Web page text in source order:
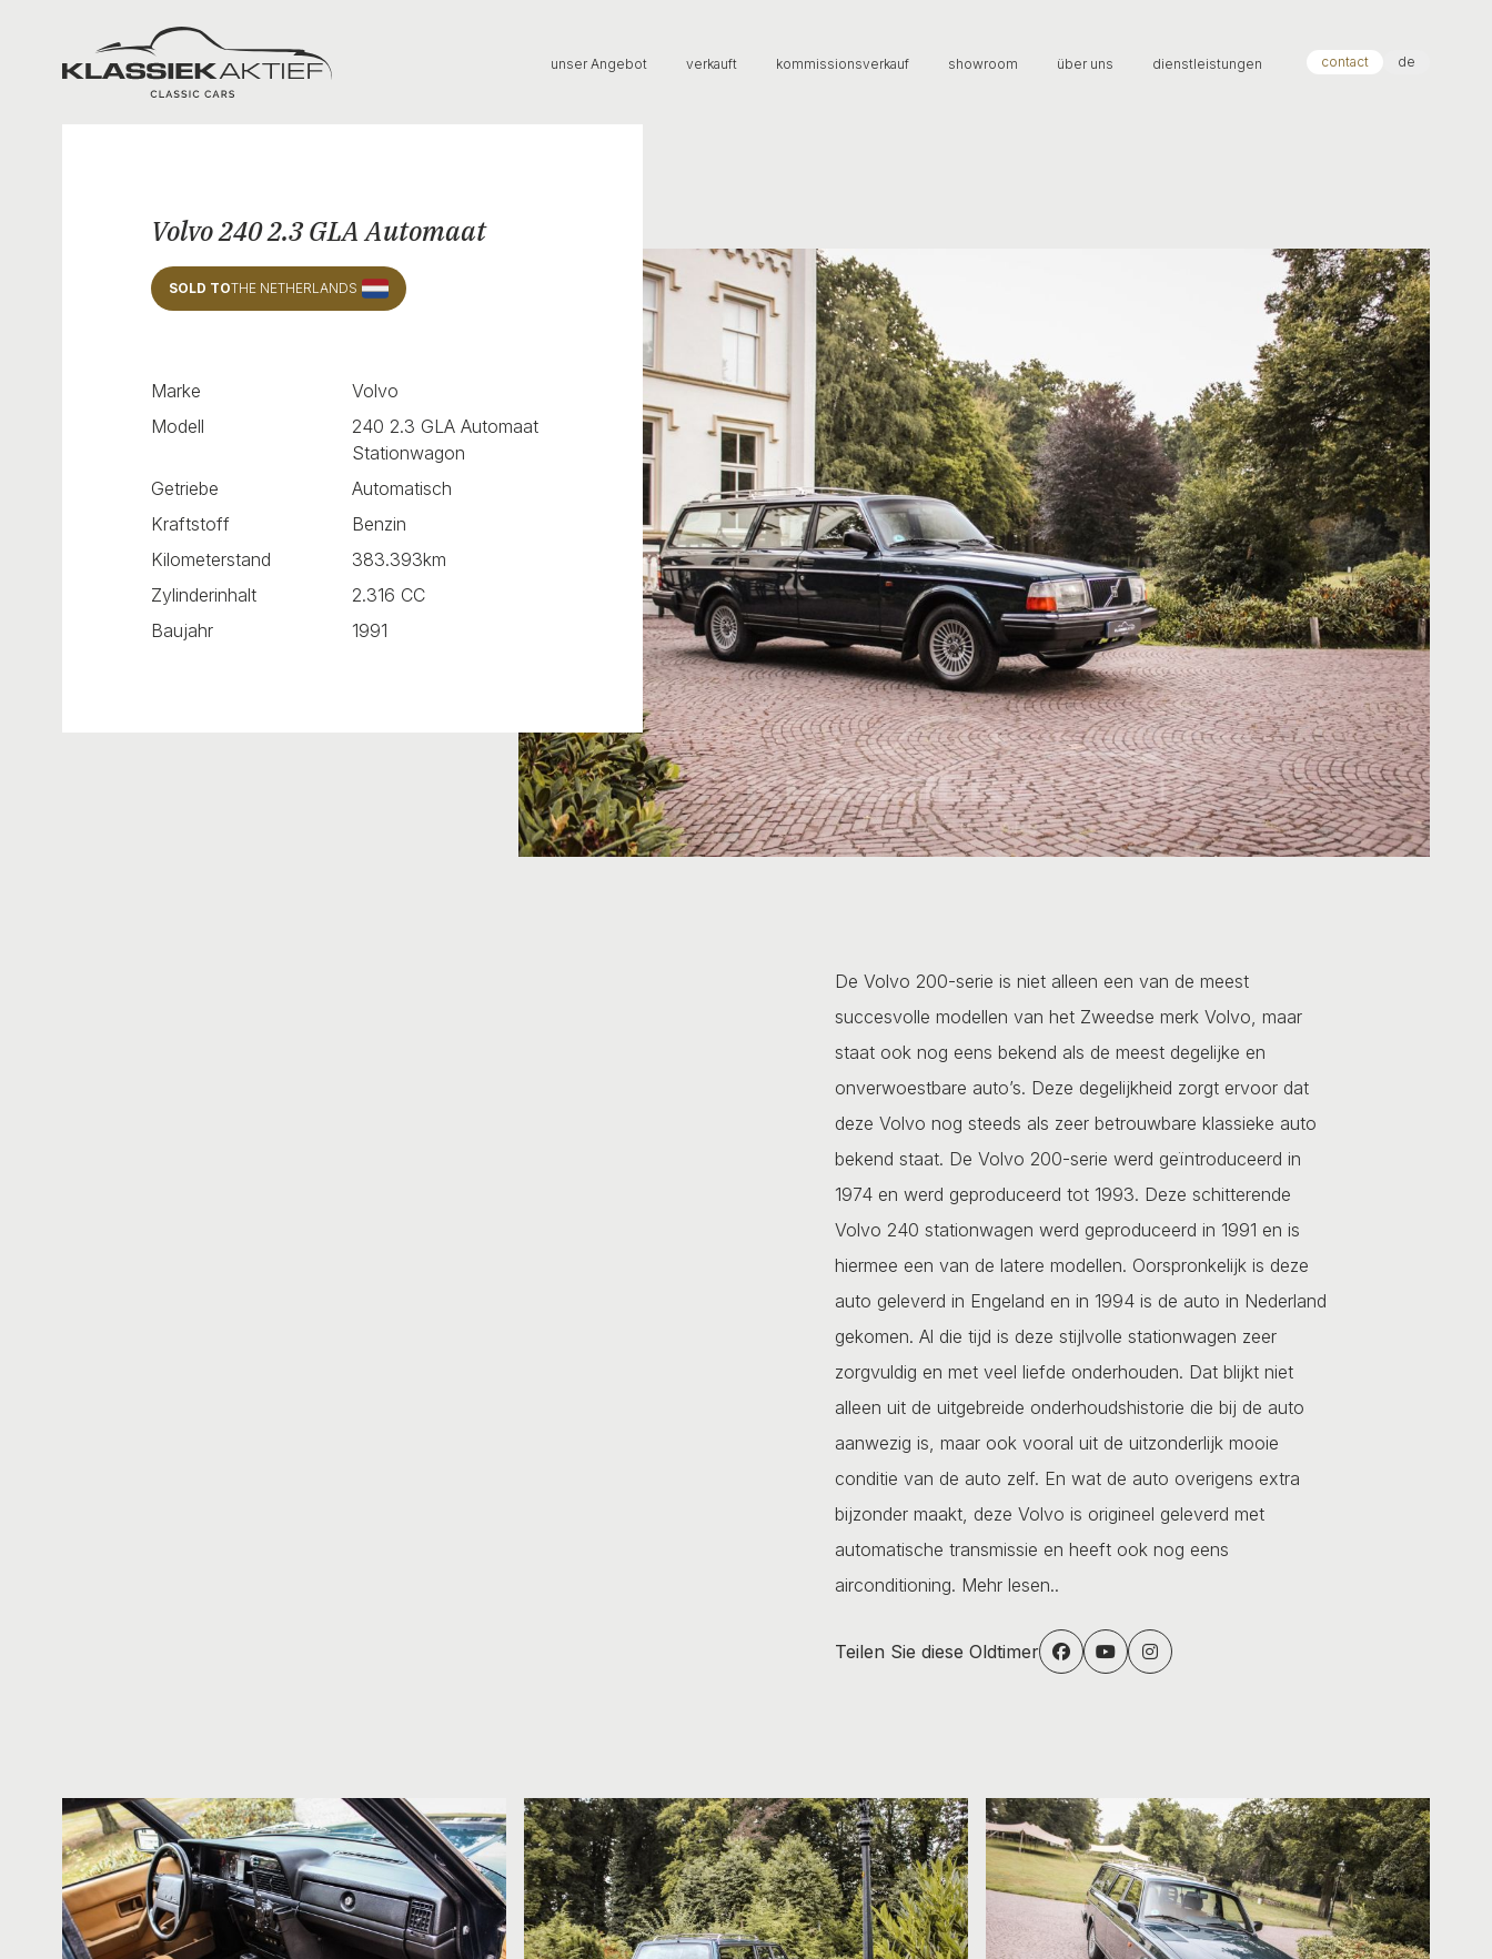
Klassiek Aktief
unser Angebot verkauft kommissionsverkauf showroom über uns dienstleistungen contact de
Volvo 240 2.3 GLA Automaat
SOLD TOTHE NETHERLANDS
Marke
Volvo
Modell
240 2.3 GLA Automaat
Stationwagon
Getriebe
Automatisch
Kraftstoff
Benzin
Kilometerstand
383.393km
Zylinderinhalt
2.316 CC
Baujahr
1991
De Volvo 200-serie is niet alleen een van de meest
succesvolle modellen van het Zweedse merk Volvo, maar
staat ook nog eens bekend als de meest degelijke en
onverwoestbare auto’s. Deze degelijkheid zorgt ervoor dat
deze Volvo nog steeds als zeer betrouwbare klassieke auto
bekend staat. De Volvo 200-serie werd geïntroduceerd in
1974 en werd geproduceerd tot 1993. Deze schitterende
Volvo 240 stationwagen werd geproduceerd in 1991 en is
hiermee een van de latere modellen. Oorspronkelijk is deze
auto geleverd in Engeland en in 1994 is de auto in Nederland
gekomen. Al die tijd is deze stijlvolle stationwagen zeer
zorgvuldig en met veel liefde onderhouden. Dat blijkt niet
alleen uit de uitgebreide onderhoudshistorie die bij de auto
aanwezig is, maar ook vooral uit de uitzonderlijk mooie
conditie van de auto zelf. En wat de auto overigens extra
bijzonder maakt, deze Volvo is origineel geleverd met
automatische transmissie en heeft ook nog eens
airconditioning. Mehr lesen..
Teilen Sie diese Oldtimer